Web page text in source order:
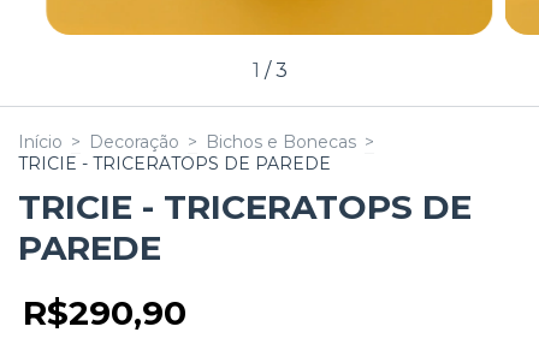
1 /3
Início > Decoração > Bichos e Bonecas >
TRICIE - TRICERATOPS DE PAREDE
TRICIE - TRICERATOPS DE
PAREDE
R$290,90